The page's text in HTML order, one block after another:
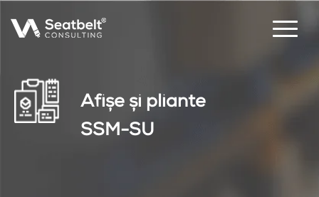
Afişe şi pliante
SSM-SU